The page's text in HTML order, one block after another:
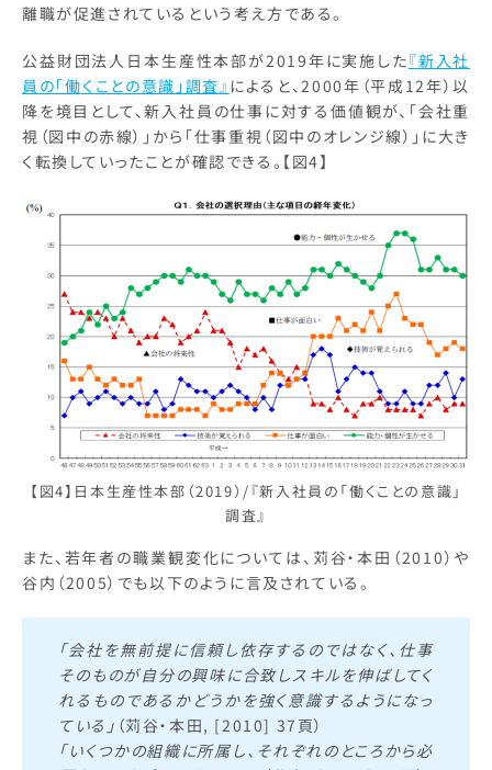
離職が促進されているという考え方である。
公益財団法人日本生産性本部が2019年に実施した『新入社
員の「働くことの意識」調査』 によると、2000年（平成12年）以
降を境目として、新入社員の仕事に対する価値観が、「会社重
視（図中の赤線）」から「仕事重視（図中のオレンジ線）」に大き
く転換していったことが確認できる。【図4】
【図4】日本生産性本部（2019）/『新入社員の「働くことの意識」
調査』
また、若年者の職業観変化については、苅谷・本田（2010）や
谷内（2005）でも以下のように言及されている。
「会社を無前提に信頼し依存するのではなく、仕事
そのものが自分の興味に合致しスキルを伸ばしてく
れるものであるかどうかを強く意識するようになっ
ている」 （苅谷・本田, [2010] 37頁）
「いくつかの組織に所属し、それぞれのところから必